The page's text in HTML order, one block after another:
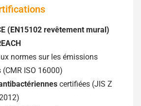
(EN15102 revêtement mural)
normes sur les émissions
(CMR ISO 16000)
certifiées (JIS Z